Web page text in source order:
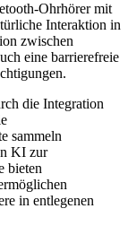
Ohrhörer mit
Interaktion in
zwischen
eine barrierefreie
die Integration
sammeln
KI zur
bieten
in entlegenen